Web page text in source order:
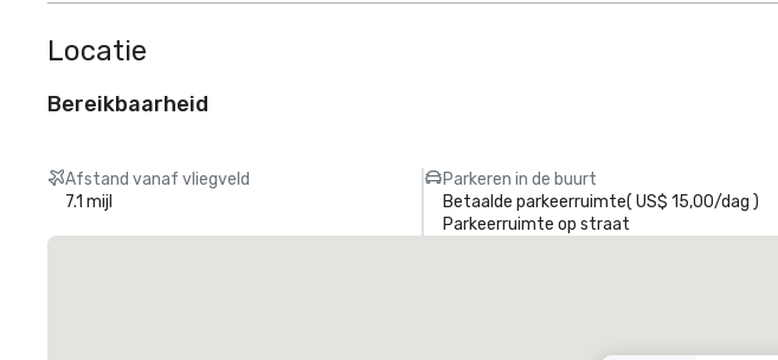
Locatie
Bereikbaarheid
Afstand vanaf vliegveld
7.1 mijl
Parkeren in de buurt
Betaalde parkeerruimte( US$ 15,00/dag )
Parkeerruimte op straat